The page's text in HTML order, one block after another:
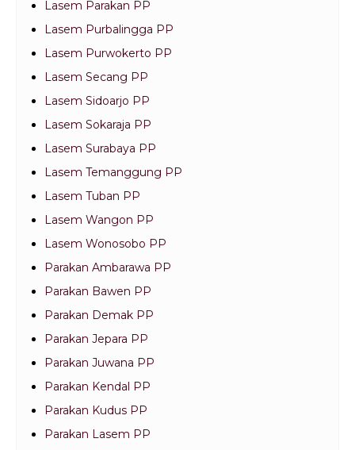
Lasem Parakan PP
Lasem Purbalingga PP
Lasem Purwokerto PP
Lasem Secang PP
Lasem Sidoarjo PP
Lasem Sokaraja PP
Lasem Surabaya PP
Lasem Temanggung PP
Lasem Tuban PP
Lasem Wangon PP
Lasem Wonosobo PP
Parakan Ambarawa PP
Parakan Bawen PP
Parakan Demak PP
Parakan Jepara PP
Parakan Juwana PP
Parakan Kendal PP
Parakan Kudus PP
Parakan Lasem PP